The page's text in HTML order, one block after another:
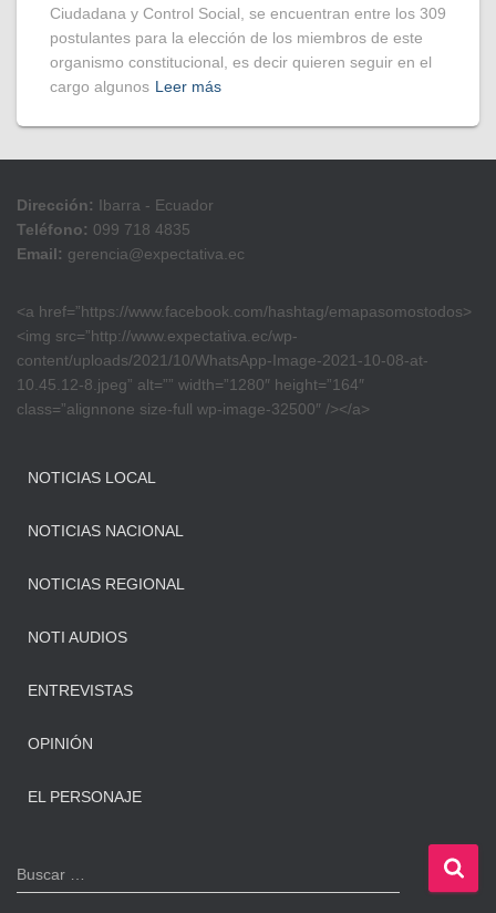
Ciudadana y Control Social, se encuentran entre los 309
postulantes para la elección de los miembros de este
organismo constitucional, es decir quieren seguir en el
cargo algunos Leer más
Dirección: Ibarra - Ecuador
Teléfono: 099 718 4835
Email: gerencia@expectativa.ec
<a href=”https://www.facebook.com/hashtag/emapasomostodos>
<img src=”http://www.expectativa.ec/wp-
content/uploads/2021/10/WhatsApp-Image-2021-10-08-at-
10.45.12-8.jpeg” alt=”” width=”1280″ height=”164″
class=”alignnone size-full wp-image-32500″ /></a>
NOTICIAS LOCAL
NOTICIAS NACIONAL
NOTICIAS REGIONAL
NOTI AUDIOS
ENTREVISTAS
OPINIÓN
EL PERSONAJE
B
u
Buscar …